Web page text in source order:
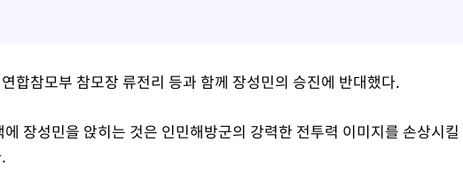
합참모부 참모장 류전리 등과 함께 장성민의 승진에 반대했다.
장성민을 앉히는 것은 인민해방군의 강력한 전투력 이미지를 손상시킬